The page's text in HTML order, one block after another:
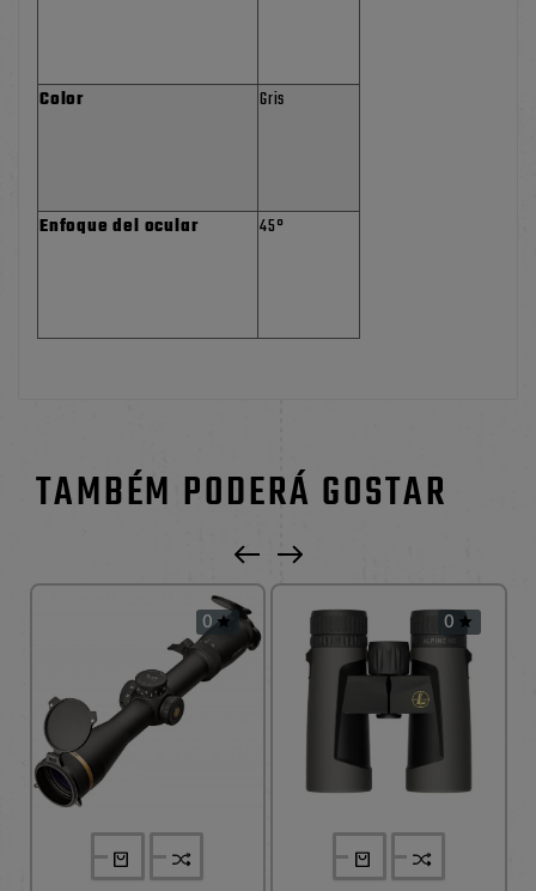
Color Gris
Enfoque del ocular 45°
TAMBÉM PODERÁ GOSTAR
0 0 